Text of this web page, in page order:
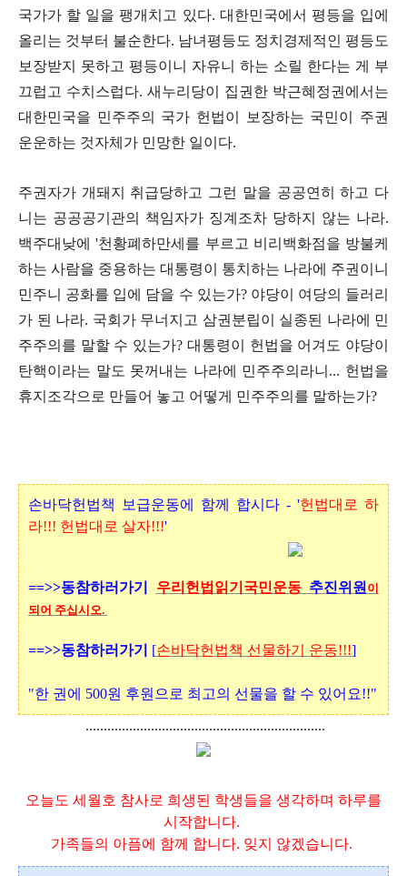
국가가 할 일을 팽개치고 있다. 대한민국에서 평등을 입에
올리는 것부터 불순한다. 남녀평등도 정치경제적인 평등도
보장받지 못하고 평등이니 자유니 하는 소릴 한다는 게 부
끄럽고 수치스럽다. 새누리당이 집권한 박근혜정권에서는
대한민국을 민주주의 국가 헌법이 보장하는 국민이 주권
운운하는 것자체가 민망한 일이다.
주권자가 개돼지 취급당하고 그런 말을 공공연히 하고 다
니는 공공공기관의 책임자가 징계조차 당하지 않는 나라.
백주대낮에 '천황폐하만세를 부르고 비리백화점을 방불케
하는 사람을 중용하는 대통령이 통치하는 나라에 주권이니
민주니 공화를 입에 담을 수 있는가? 야당이 여당의 들러리
가 된 나라. 국회가 무너지고 삼권분립이 실종된 나라에 민
주주의를 말할 수 있는가? 대통령이 헌법을 어겨도 야당이
탄핵이라는 말도 못꺼내는 나라에 민주주의라니... 헌법을
휴지조각으로 만들어 놓고 어떻게 민주주의를 말하는가?
손바닥헌법책 보급운동에 함께 합시다 - '헌법대로 하
라!!! 헌법대로 살자!!!'
==>>동참하러가기 우리헌법읽기국민운동 추진위원 이
되어 주십시오.
==>>동참하러가기 [손바닥헌법책 선물하기 운동!!!]
"한 권에 500원 후원으로 최고의 선물을 할 수 있어요!!"
..................................................................
오늘도 세월호 참사로 희생된 학생들을 생각하며 하루를
시작합니다.
가족들의 아픔에 함께 합니다. 잊지 않겠습니다.